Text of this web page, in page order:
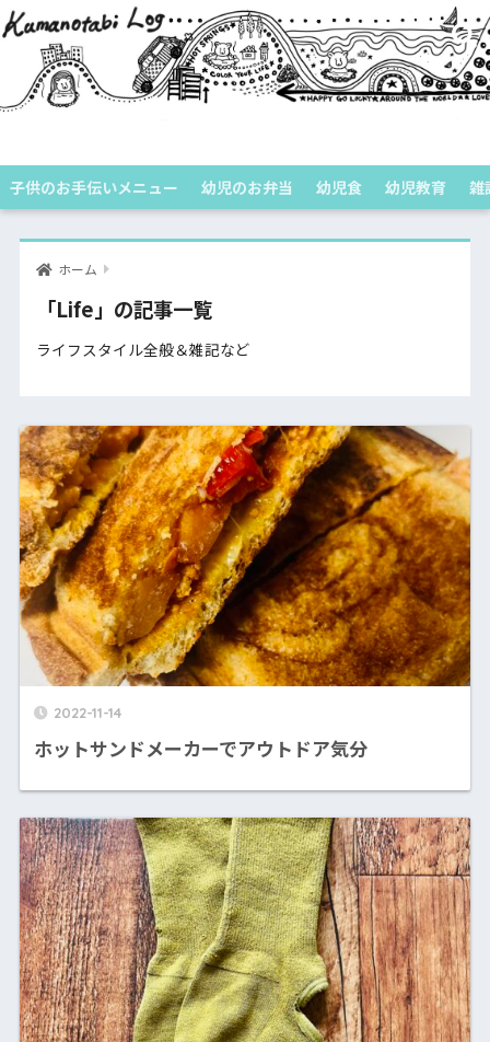
子供のお手伝いメニュー 幼児のお弁当 幼児食 幼児教育 雑
ホーム
「Life」の記事一覧
ライフスタイル全般＆雑記など
2022-11-14
ホットサンドメーカーでアウトドア気分